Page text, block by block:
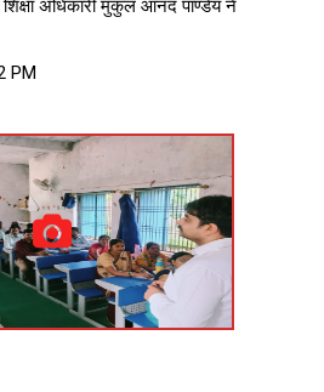
अधिकारी मुकुल आनंद पाण्डेय ने
PM